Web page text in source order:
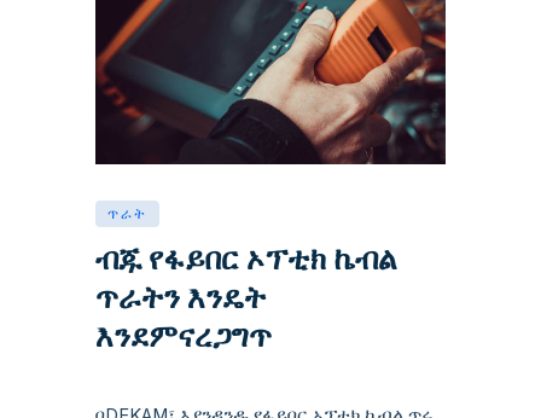
ጥራት
ብጁ የፋይበር ኦፕቲክ ኬብል
ጥራትን እንዴት
እንደምናረጋግጥ